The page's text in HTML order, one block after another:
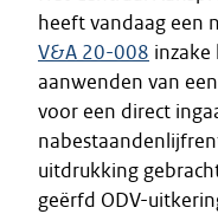
heeft vandaag een
V&A 20-008
aanwenden van
voor een direct
uitdrukking
geërfd ODV-